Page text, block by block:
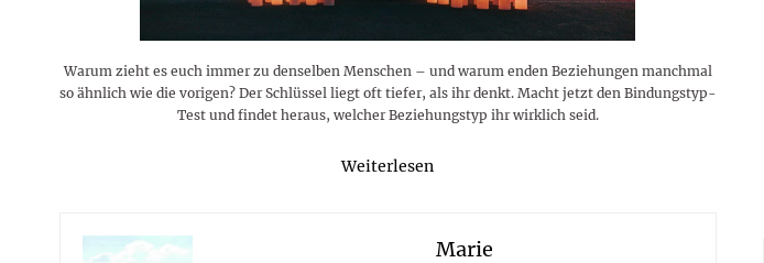
Warum zieht es euch immer zu denselben Menschen – und warum enden Beziehungen manchmal
so ähnlich wie die vorigen? Der Schlüssel liegt oft tiefer, als ihr denkt. Macht jetzt den Bindungstyp-
Test und findet heraus, welcher Beziehungstyp ihr wirklich seid.
Weiterlesen
Marie